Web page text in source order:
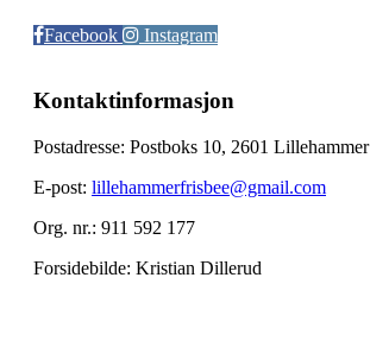
Facebook Instagram
Kontaktinformasjon
Postadresse: Postboks 10, 2601 Lillehammer
E-post: lillehammerfrisbee@gmail.com
Org. nr.: 911 592 177
Forsidebilde: Kristian Dillerud